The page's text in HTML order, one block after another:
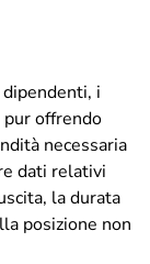
i
pur offrendo
necessaria
dati relativi
la durata
posizione non